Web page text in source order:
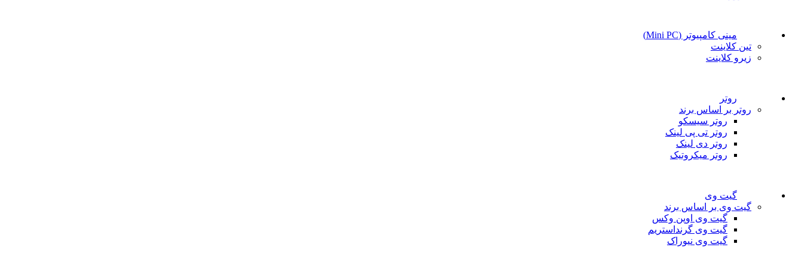
مینی کامپیوتر (Mini PC)
تین کلاینت
زیرو کلاینت
روتر
روتر بر اساس برند
روتر سیسکو
روتر تی پی لینک
روتر دی لینک
روتر میکروتیک
گیت وی
گیت وی بر اساس برند
گیت وی اوپن وکس
گیت وی گرنداستریم
گیت وی نیوراک